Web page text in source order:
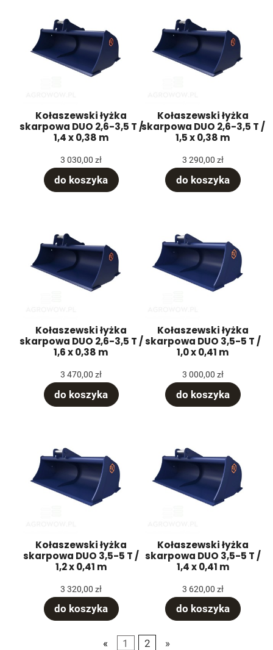
Kołaszewski łyżka
skarpowa DUO 2,6-3,5 T /
1,4 x 0,38 m
3 030,00 zł
do koszyka
Kołaszewski łyżka
skarpowa DUO 2,6-3,5 T /
1,5 x 0,38 m
3 290,00 zł
do koszyka
Kołaszewski łyżka
skarpowa DUO 2,6-3,5 T /
1,6 x 0,38 m
3 470,00 zł
do koszyka
Kołaszewski łyżka
skarpowa DUO 3,5-5 T /
1,0 x 0,41 m
3 000,00 zł
do koszyka
Kołaszewski łyżka
skarpowa DUO 3,5-5 T /
1,2 x 0,41 m
3 320,00 zł
do koszyka
Kołaszewski łyżka
skarpowa DUO 3,5-5 T /
1,4 x 0,41 m
3 620,00 zł
do koszyka
« 1 2 »